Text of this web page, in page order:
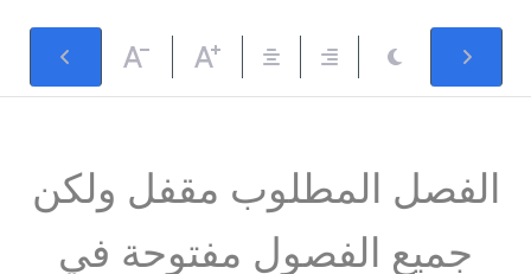
الفصل المطلوب مقفل ولكن
جميع الفصول مفتوحة في